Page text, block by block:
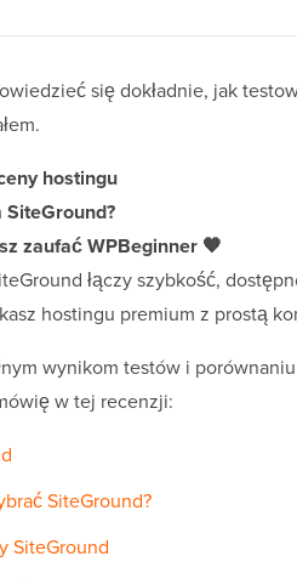
się dokładnie, jak
hostingu
SiteGround?
zaufać WPBeginner 🧡
łączy szybkość,
hostingu premium z prostą
wynikom testów i
w tej recenzji:
SiteGround?
SiteGround